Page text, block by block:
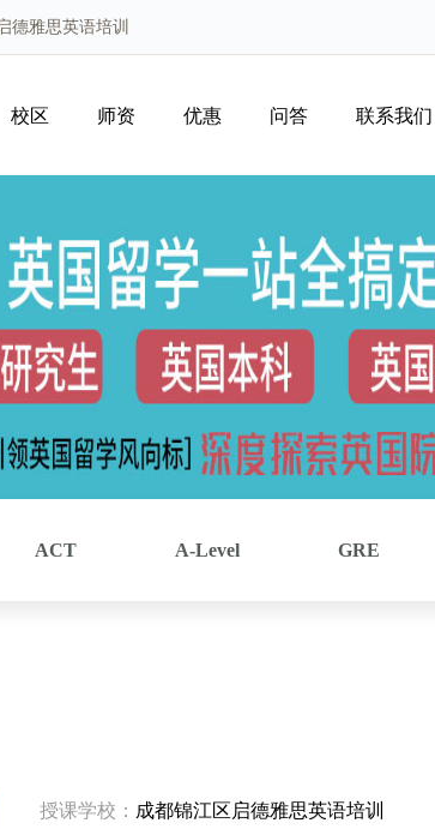
德雅思英语培训
校区 师资 优惠 问答 联系我们
ACT A-Level GRE
授课学校： 成都锦江区启德雅思英语培训